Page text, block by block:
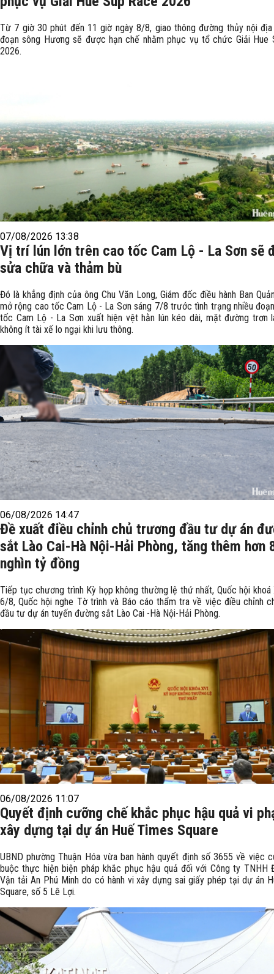
Từ 7 giờ 30 phút đến 11 giờ ngày 8/8, giao thông đường thủy nội
đoạn sông Hương sẽ được hạn chế nhằm phục vụ tổ chức Giải Hue
2026.
07/08/2026 13:38
Vị trí lún lớn trên cao tốc Cam Lộ - La Sơn sẽ
sửa chữa và thảm bù
Đó là khẳng định của ông Chu Văn Long, Giám đốc điều hành Ban
mở rộng cao tốc Cam Lộ - La Sơn sáng 7/8 trước tình trạng nhiều
tốc Cam Lộ - La Sơn xuất hiện vệt hằn lún kéo dài, mặt đường trơn
không ít tài xế lo ngại khi lưu thông.
06/08/2026 14:47
Đề xuất điều chỉnh chủ trương đầu tư dự án
sắt Lào Cai-Hà Nội-Hải Phòng, tăng thêm hơn
nghìn tỷ đồng
Tiếp tục chương trình Kỳ họp không thường lệ thứ nhất, Quốc hội khoá
6/8, Quốc hội nghe Tờ trình và Báo cáo thẩm tra về việc điều chỉnh
đầu tư dự án tuyến đường sắt Lào Cai -Hà Nội-Hải Phòng.
06/08/2026 11:07
Quyết định cưỡng chế khắc phục hậu quả vi
xây dựng tại dự án Huế Times Square
UBND phường Thuận Hóa vừa ban hành quyết định số 3655 về việc
buộc thực hiện biện pháp khắc phục hậu quả đối với Công ty TNHH
Vận tải An Phú Minh do có hành vi xây dựng sai giấy phép tại dự án
Square, số 5 Lê Lợi.